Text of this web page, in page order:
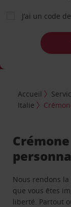
J’ai un code
Accueil
Italie
Nous rendons
que vous êtes
liberté. Partout